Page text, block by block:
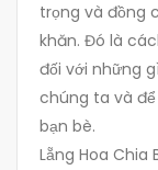
trọng và đồng
khăn. Đó là
đối với những
chúng ta và
bạn bè.
Lẵng Hoa Chia